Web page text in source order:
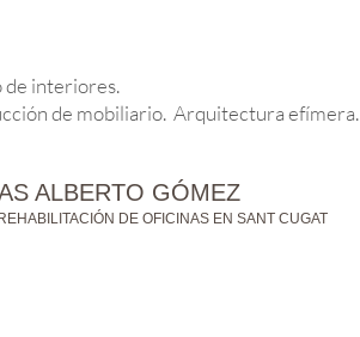
de interiores.
de mobiliario. Arquitectura efímera.
ALBERTO GÓMEZ
DE OFICINAS EN SANT CUGAT